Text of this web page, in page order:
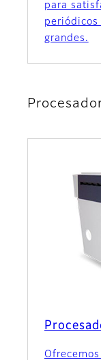
para
periódicos
grandes.